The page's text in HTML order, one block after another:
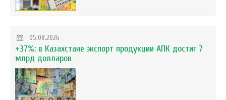
05.08.2026
+37%: в Казахстане экспорт продукции АПК достиг 7
млрд долларов